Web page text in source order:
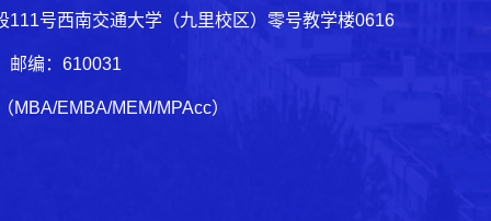
111号西南交通大学（九里校区）零号教学楼0616
邮编：610031
MBA/EMBA/MEM/MPAcc）